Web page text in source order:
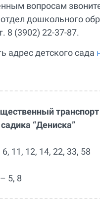
вопросам
дошкольного
8 (3902) 22-37-87.
адрес детского сада
транспорт
“Дениска”
6, 11, 12, 14, 22, 33, 58
– 5, 8